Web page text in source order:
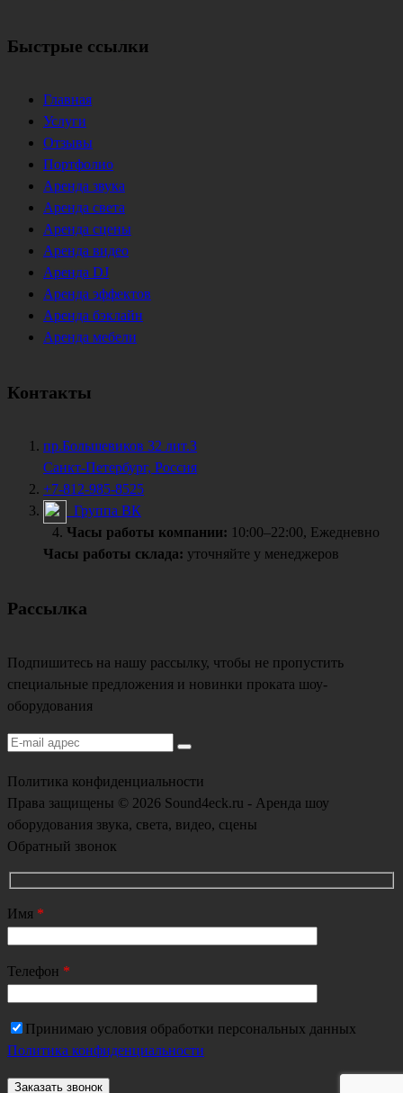
Быстрые ссылки
Главная
Услуги
Отзывы
Портфолио
Аренда звука
Аренда света
Аренда сцены
Аренда видео
Аренда DJ
Аренда эффектов
Аренда бэклайн
Аренда мебели
Контакты
пр.Большевиков 32 лит.З
Санкт-Петербург, Россия
+7-812-985-8525
Группа ВК
Часы работы компании: 10:00–22:00, Ежедневно
Часы работы склада: уточняйте у менеджеров
Рассылка
Подпишитесь на нашу рассылку, чтобы не пропустить
специальные предложения и новинки проката шоу-
оборудования
Политика конфиденциальности
Права защищены © 2026 Sound4eck.ru - Аренда шоу
оборудования звука, света, видео, сцены
Обратный звонок
Имя *
Телефон *
Принимаю условия обработки персональных данных
Политика конфиденциальности